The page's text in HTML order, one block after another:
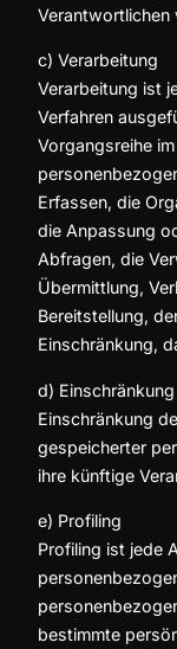
Verantwortlichen
c) Verarbeitung
Verarbeitung ist
Verfahren
Vorgangsreihe
Erfassen, die
die Anpassung
Abfragen, die
Übermittlung,
Bereitstellung,
Einschränkung,
d)
Einschränkung
gespeicherter
ihre künftige
e) Profiling
Profiling ist jede
bestimmte